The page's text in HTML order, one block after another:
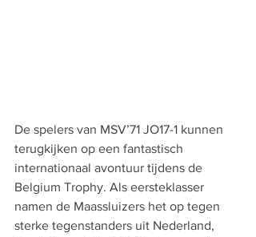
De spelers van MSV’71 JO17-1 kunnen
terugkijken op een fantastisch
internationaal avontuur tijdens de
Belgium Trophy. Als eersteklasser
namen de Maassluizers het op tegen
sterke tegenstanders uit Nederland,